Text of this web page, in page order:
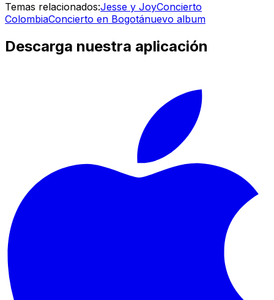
Temas relacionados:Jesse y JoyConcierto
ColombiaConcierto en Bogotánuevo album
Descarga nuestra aplicación